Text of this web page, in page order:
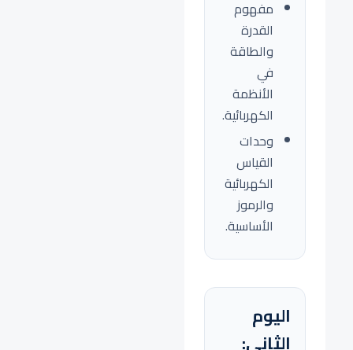
مفهوم
القدرة
والطاقة
في
الأنظمة
الكهربائية.
وحدات
القياس
الكهربائية
والرموز
الأساسية.
اليوم
الثاني: